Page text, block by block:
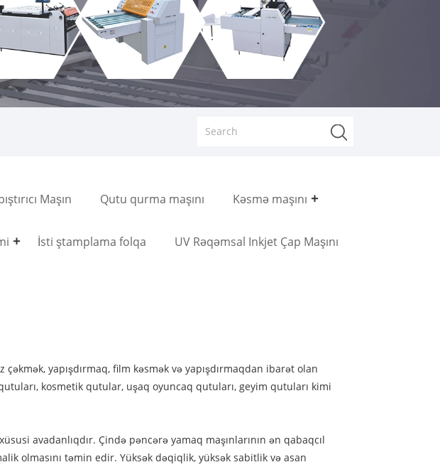
Maşın Qutu qurma maşını Kəsmə maşını
İsti ştamplama folqa UV Rəqəmsal Inkjet Çap Maşını
yapışdırmaq, film kəsmək və yapışdırmaqdan ibarət olan
kosmetik qutular, uşaq oyuncaq qutuları, geyim qutuları kimi
avadanlıqdır. Çində pəncərə yamaq maşınlarının ən qabaqcıl
olmasını təmin edir. Yüksək dəqiqlik, yüksək sabitlik və asan